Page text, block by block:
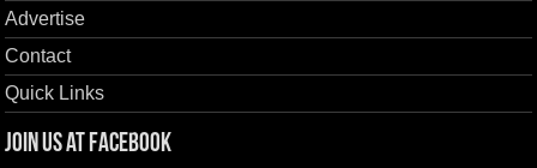
Advertise
Contact
Quick Links
Join us at Facebook